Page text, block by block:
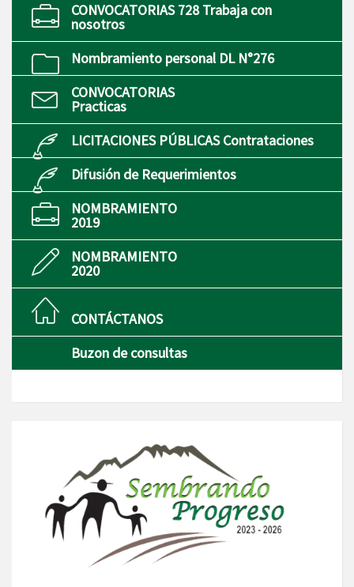
CONVOCATORIAS 728 Trabaja con
nosotros
Nombramiento personal DL N°276
CONVOCATORIAS
Practicas
LICITACIONES PÚBLICAS Contrataciones
Difusión de Requerimientos
NOMBRAMIENTO
2019
NOMBRAMIENTO
2020
CONTÁCTANOS
Buzon de consultas